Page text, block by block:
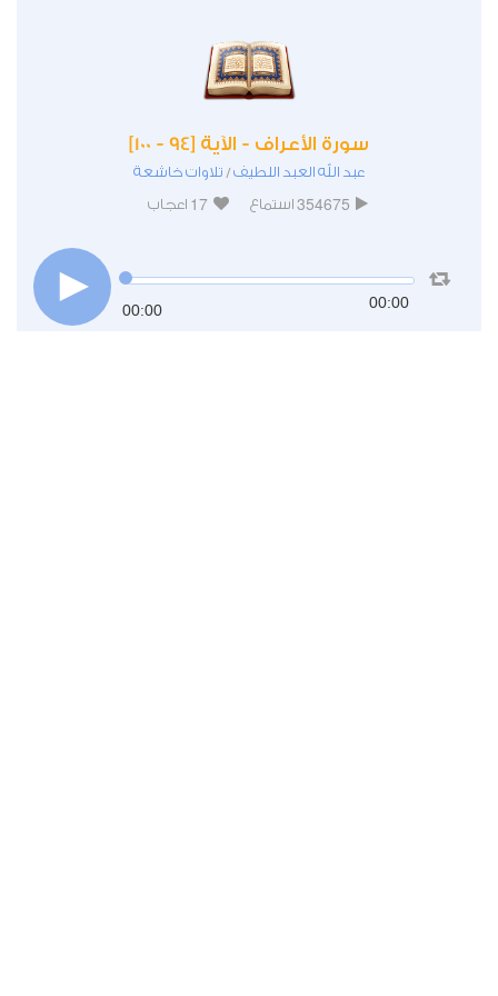
سورة الأعراف - الآية [94 - 100]
عبد الله العبد اللطيف/ تلاوات خاشعة
354675 استماع 17 اعجاب
00:00 00:00